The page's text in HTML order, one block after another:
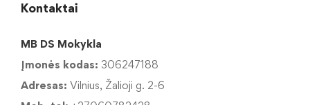
Kontaktai
MB DS Mokykla
Įmonės kodas: 306247188
Adresas: Vilnius, Žalioji g. 2-6